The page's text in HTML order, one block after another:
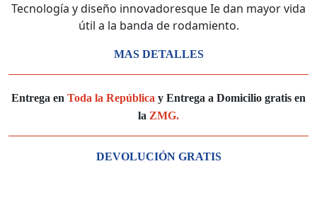
Tecnología y diseño innovadoresque Ie dan mayor vida
útil a la banda de rodamiento.
MAS DETALLES
Entrega en Toda la República y Entrega a Domicilio gratis en
la ZMG.
DEVOLUCIÓN GRATIS